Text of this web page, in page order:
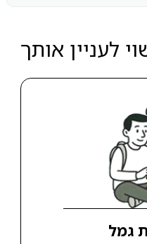
לעניין אותך
גמל